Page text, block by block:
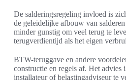
De salderingsregeling invloed is
de geleidelijke afbouw van
minder gunstig om veel terug te
terugverdientijd als het eigen
BTW-teruggave en andere
constructie en regels af. Het advies
installateur of belastingadviseur te